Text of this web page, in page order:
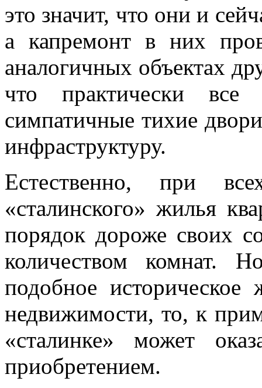
это значит, что они и
а капремонт в них
аналогичных объектах
что практически все
симпатичные тихие
инфраструктуру.
Естественно, при
«сталинского» жилья
порядок дороже своих
количеством комнат.
подобное
недвижимости, то, к
«сталинке» может
приобретением.